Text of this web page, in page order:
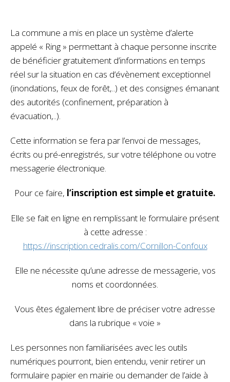
La commune a mis en place un système d’alerte
appelé « Ring » permettant à chaque personne inscrite
de bénéficier gratuitement d’informations en temps
réel sur la situation en cas d‘évènement exceptionnel
(inondations, feux de forêt,..) et des consignes émanant
des autorités (confinement, préparation à
évacuation,..).
Cette information se fera par l’envoi de messages,
écrits ou pré-enregistrés, sur votre téléphone ou votre
messagerie électronique.
Pour ce faire, l’inscription est simple et gratuite.
Elle se fait en ligne en remplissant le formulaire présent
à cette adresse :
https://inscription.cedralis.com/Cornillon-Confoux
Elle ne nécessite qu’une adresse de messagerie, vos
noms et coordonnées.
Vous êtes également libre de préciser votre adresse
dans la rubrique « voie »
Les personnes non familiarisées avec les outils
numériques pourront, bien entendu, venir retirer un
formulaire papier en mairie ou demander de l’aide à